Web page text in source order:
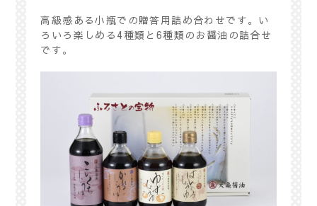
高級感ある小瓶での贈答用詰め合わせです。い
ろいろ楽しめる4種類と6種類のお醤油の詰合せ
です。